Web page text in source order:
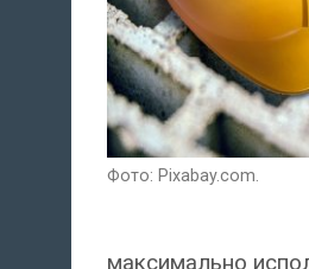
Фото: Pixabay.com.
максимально